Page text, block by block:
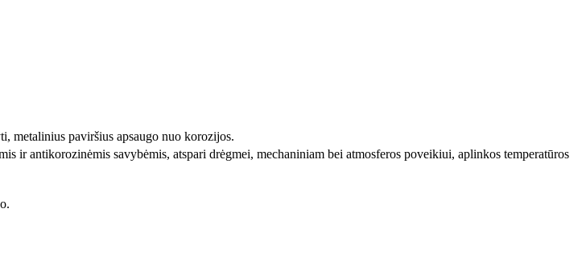
metalinius paviršius apsaugo nuo korozijos.
ir antikorozinėmis savybėmis, atspari drėgmei, mechaniniam bei atmosferos poveikiui, aplinkos temperatūros